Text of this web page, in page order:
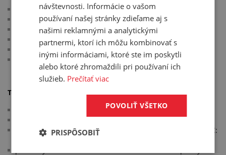
výdaj nápojov
inštalatérstvo
kúrenárstvo
tlakový vzduch a pneumatiky
telekomunikácie
automobilový priemysel
Technické parametre:
pracovný tlak na rozmer 5/32"-5/16" médium vzduch -20 °C:
návštevnosti. Informácie o vašom
používaní našej stránky zdieľame aj s
našimi reklamnými a analytickými
partnermi, ktorí ich môžu kombinovať s
inými informáciami, ktoré ste im poskytli
alebo ktoré zhromaždili pri používaní ich
služieb. Prečítať viac
POVOLIŤ VŠETKO
PRISPÔSOBIŤ